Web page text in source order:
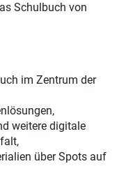
Schulbuch von
im Zentrum der
weitere digitale
über Spots auf